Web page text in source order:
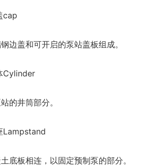
盖和可开启的泵站盖板组成。
井筒部分。
板相连，以固定预制泵的部分。